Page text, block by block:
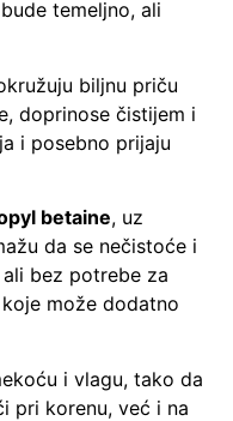
temeljno, ali
biljnu priču
doprinose čistijem i
i posebno prijaju
betaine, uz
da se nečistoće i
bez potrebe za
može dodatno
i vlagu, tako da
pri korenu, već i na